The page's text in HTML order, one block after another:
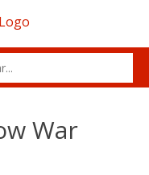
War